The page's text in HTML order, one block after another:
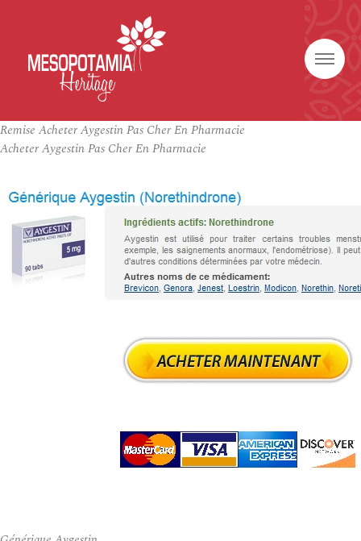
Remise Acheter Aygestin Pas Cher En Pharmacie
Acheter Aygestin Pas Cher En Pharmacie